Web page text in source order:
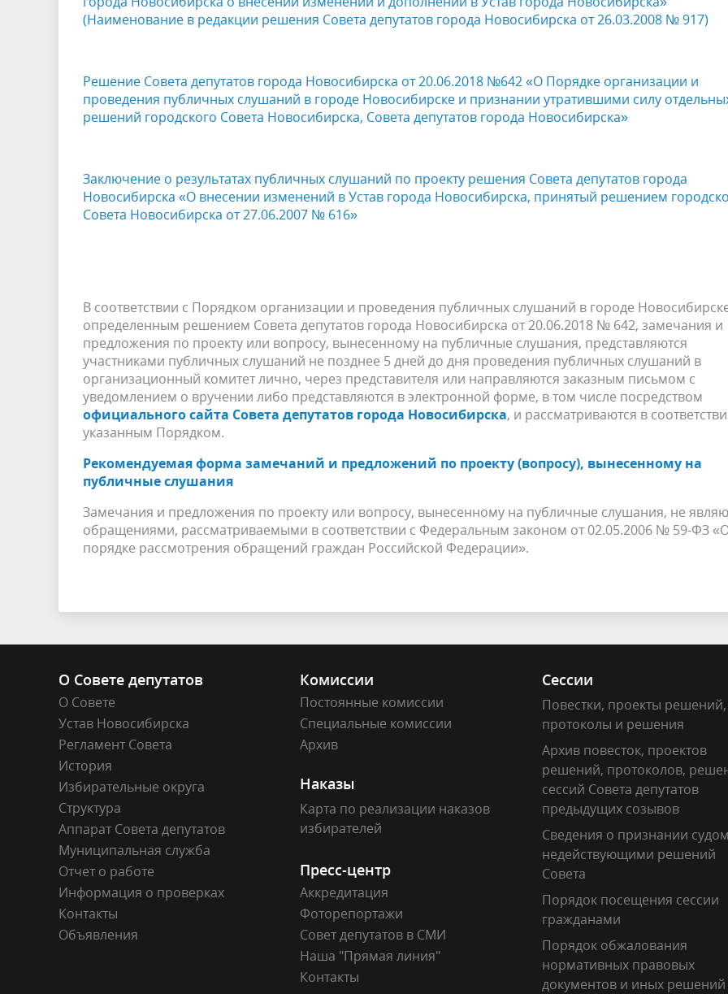
(Наименование в редакции решения Совета депутатов города Новосибирска от 26.03.2008 № 917)
Решение Совета депутатов города Новосибирска от 20.06.2018 №642 «О Порядке организации и
проведения публичных слушаний в городе Новосибирске и признании утратившими силу
решений городского Совета Новосибирска, Совета депутатов города Новосибирска»
Заключение о результатах публичных слушаний по проекту решения Совета депутатов города
Новосибирска «О внесении изменений в Устав города Новосибирска, принятый решением
Совета Новосибирска от 27.06.2007 № 616»
В соответствии с Порядком организации и проведения публичных слушаний в городе
определенным решением Совета депутатов города Новосибирска от 20.06.2018 № 642, замечания и
предложения по проекту или вопросу, вынесенному на публичные слушания, представляются
участниками публичных слушаний не позднее 5 дней до дня проведения публичных слушаний в
организационный комитет лично, через представителя или направляются заказным письмом с
уведомлением о вручении либо представляются в электронной форме, в том числе посредством
официального сайта Совета депутатов города Новосибирска, и рассматриваются в
указанным Порядком.
Рекомендуемая форма замечаний и предложений по проекту (вопросу), вынесенному на
публичные слушания
Замечания и предложения по проекту или вопросу, вынесенному на публичные слушания, не
обращениями, рассматриваемыми в соответствии с Федеральным законом от 02.05.2006 № 59-ФЗ
порядке рассмотрения обращений граждан Российской Федерации».
О Совете депутатов
О Совете
Устав Новосибирска
Регламент Совета
История
Избирательные округа
Структура
Аппарат Совета депутатов
Муниципальная служба
Отчет о работе
Информация о проверках
Контакты
Объявления
Комиссии
Постоянные комиссии
Специальные комиссии
Архив
Сессии
Повестки, проекты решений,
протоколы и решения
Архив повесток, проектов
решений, протоколов,
сессий Совета депутатов
предыдущих созывов
Сведения о признании судом
недействующими решений
Совета
Порядок посещения сессии
гражданами
Порядок обжалования
нормативных правовых
документов и иных решений
Наказы
Карта по реализации наказов
избирателей
Пресс-центр
Аккредитация
Фоторепортажи
Совет депутатов в СМИ
Наша "Прямая линия"
Контакты